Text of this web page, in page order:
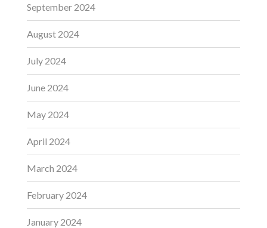
September 2024
August 2024
July 2024
June 2024
May 2024
April 2024
March 2024
February 2024
January 2024